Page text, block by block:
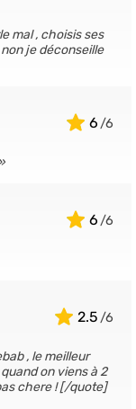
mal , choisis ses
je déconseille
6
6
2.5
, le meilleur
on viens à 2
chere ! [/quote]